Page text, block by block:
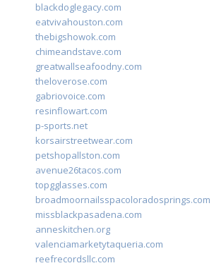
blackdoglegacy.com
eatvivahouston.com
thebigshowok.com
chimeandstave.com
greatwallseafoodny.com
theloverose.com
gabriovoice.com
resinflowart.com
p-sports.net
korsairstreetwear.com
petshopallston.com
avenue26tacos.com
topgglasses.com
broadmoornailsspacoloradosprings.com
missblackpasadena.com
anneskitchen.org
valenciamarketytaqueria.com
reefrecordsllc.com